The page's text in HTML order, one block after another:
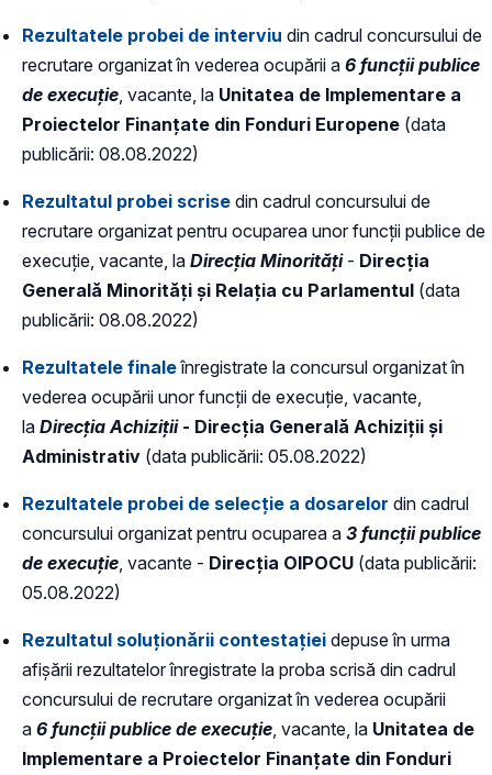
Rezultatele probei de interviu din cadrul concursului de
recrutare organizat în vederea ocupării a 6 funcții publice
de execuție , vacante, la Unitatea de Implementare a
Proiectelor Finanțate din Fonduri Europene (data
publicării: 08.08.2022)
Rezultatul probei scrise din cadrul concursului de
recrutare organizat pentru ocuparea unor funcții publice de
execuție, vacante, la Direcția Minorități- Direcția
Generală Minorități și Relația cu Parlamentul (data
publicării: 08.08.2022)
Rezultatele finaleînregistrate la concursul organizat în
vederea ocupării unor funcții de execuție, vacante,
la Direcția Achiziții- Direcția Generală Achiziții și
Administrativ (data publicării: 05.08.2022)
Rezultatele probei de selecție a dosarelor din cadrul
concursului organizat pentru ocuparea a 3 funcții publice
de execuție , vacante - Direcția OIPOCU (data publicării:
05.08.2022)
Rezultatul soluționării contestației depuse în urma
afișării rezultatelor înregistrate la proba scrisă din cadrul
concursului de recrutare organizat în vederea ocupării
a 6 funcții publice de execuție , vacante, la Unitatea de
Implementare a Proiectelor Finanțate din Fonduri